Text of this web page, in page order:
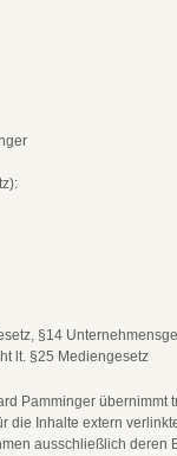
§14
lt. §25 Mediengesetz
Pamminger übernimmt
die Inhalte extern
ausschließlich deren